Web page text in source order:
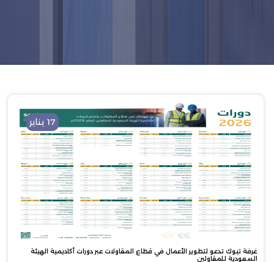
17 يناير
غرفة تبوك تدعو لتطوير الأعمال في قطاع المقاولات عبر دورات أكاديمية الهيئة
السعودية للمقاولين